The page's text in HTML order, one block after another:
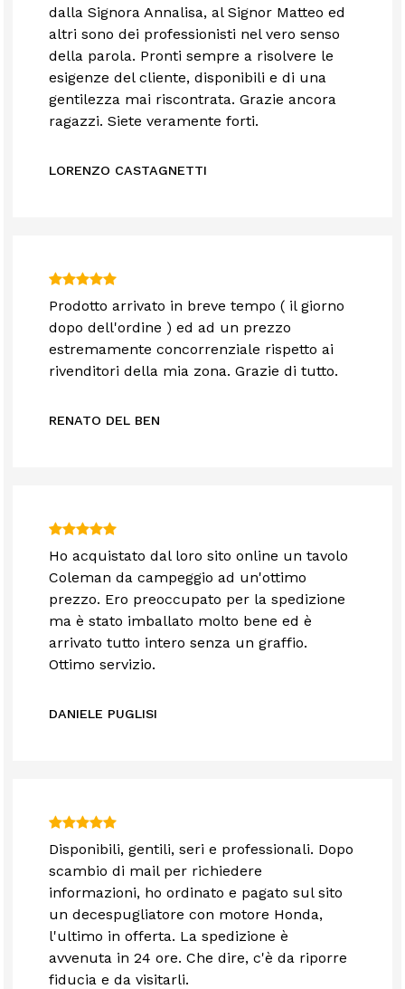
dalla Signora Annalisa, al Signor Matteo ed
altri sono dei professionisti nel vero senso
della parola. Pronti sempre a risolvere le
esigenze del cliente, disponibili e di una
gentilezza mai riscontrata. Grazie ancora
ragazzi. Siete veramente forti.
LORENZO CASTAGNETTI
Prodotto arrivato in breve tempo ( il giorno
dopo dell'ordine ) ed ad un prezzo
estremamente concorrenziale rispetto ai
rivenditori della mia zona. Grazie di tutto.
RENATO DEL BEN
Ho acquistato dal loro sito online un tavolo
Coleman da campeggio ad un'ottimo
prezzo. Ero preoccupato per la spedizione
ma è stato imballato molto bene ed è
arrivato tutto intero senza un graffio.
Ottimo servizio.
DANIELE PUGLISI
Disponibili, gentili, seri e professionali. Dopo
scambio di mail per richiedere
informazioni, ho ordinato e pagato sul sito
un decespugliatore con motore Honda,
l'ultimo in offerta. La spedizione è
avvenuta in 24 ore. Che dire, c'è da riporre
fiducia e da visitarli.